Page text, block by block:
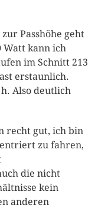
Passhöhe geht
Watt kann ich
im Schnitt 213
erstaunlich.
Also deutlich
recht gut, ich bin
zu fahren,
die nicht
kein
anderen